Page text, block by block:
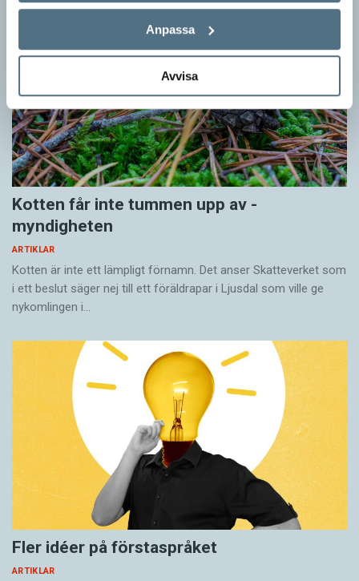
Anpassa
Avvisa
Kotten får inte tummen upp av ­
myndigheten
ARTIKLAR
Kotten är inte ett lämpligt förnamn. Det anser Skatte­verket som
i ett beslut säger nej till ett föräldra­par i Ljusdal som ville ge
nykomlingen i…
Fler idéer på förstaspråket
ARTIKLAR